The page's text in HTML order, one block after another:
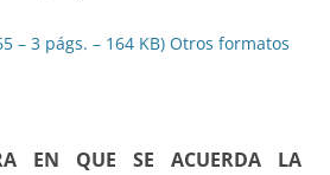
– 3 págs. – 164 KB) Otros formatos
EN QUE SE ACUERDA LA